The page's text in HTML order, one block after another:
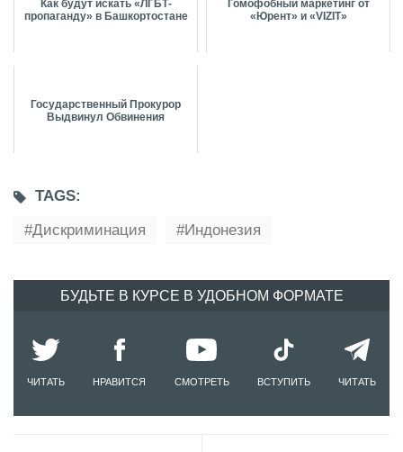
Как будут искать «ЛГБТ-
пропаганду» в Башкортостане
Гомофобный маркетинг от
«Юрент» и «VIZIT»
Государственный Прокурор
Выдвинул Обвинения
TAGS:
Дискриминация
Индонезия
БУДЬТЕ В КУРСЕ В УДОБНОМ ФОРМАТЕ
ЧИТАТЬ НРАВИТСЯ СМОТРЕТЬ ВСТУПИТЬ ЧИТАТЬ